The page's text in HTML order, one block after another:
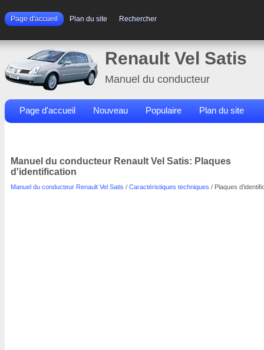
Page d'accueil Plan du site Rechercher
Renault Vel Satis
Manuel du conducteur
Page d'accueil Nouveau Populaire Plan du site
Manuel du conducteur Renault Vel Satis: Plaques
d'identification
Manuel du conducteur Renault Vel Satis / Caractéristiques techniques / Plaques